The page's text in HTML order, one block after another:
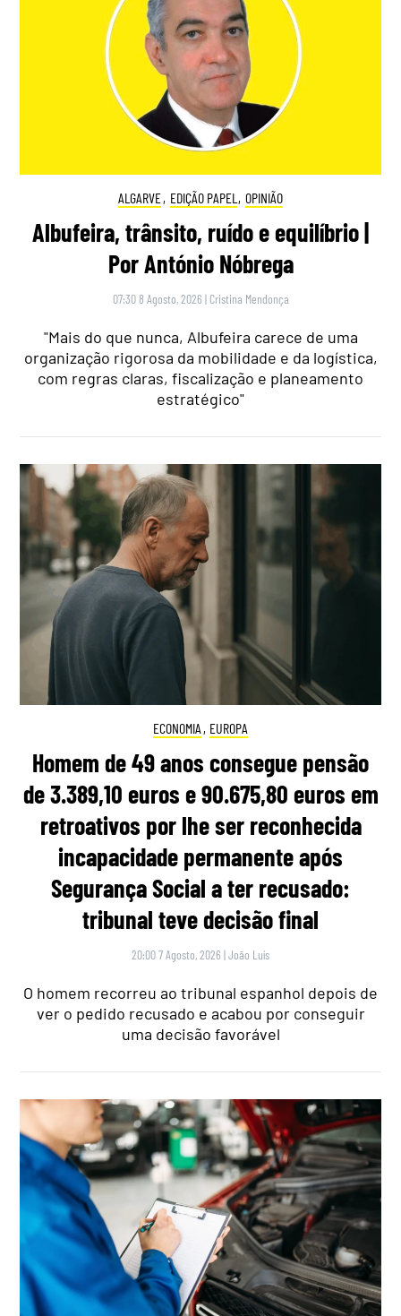
ALGARVE, EDIÇÃO PAPEL , OPINIÃO
Albufeira, trânsito, ruído e equilíbrio |
Por António Nóbrega
07:30 8 Agosto, 2026 | Cristina Mendonça
"Mais do que nunca, Albufeira carece de uma
organização rigorosa da mobilidade e da logística,
com regras claras, fiscalização e planeamento
estratégico"
ECONOMIA , EUROPA
Homem de 49 anos consegue pensão
de 3.389,10 euros e 90.675,80 euros em
retroativos por lhe ser reconhecida
incapacidade permanente após
Segurança Social a ter recusado:
tribunal teve decisão final
20:00 7 Agosto, 2026 |João Luís
O homem recorreu ao tribunal espanhol depois de
ver o pedido recusado e acabou por conseguir
uma decisão favorável